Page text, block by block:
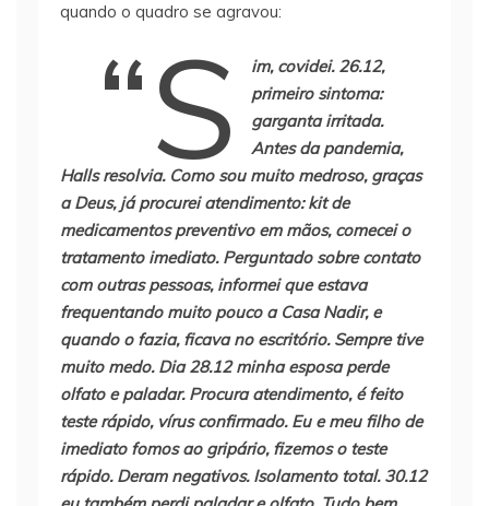
quando o quadro se agravou:
“S
im, covidei. 26.12,
primeiro sintoma:
garganta irritada.
Antes da pandemia,
Halls resolvia. Como sou muito medroso, graças
a Deus, já procurei atendimento: kit de
medicamentos preventivo em mãos, comecei o
tratamento imediato. Perguntado sobre contato
com outras pessoas, informei que estava
frequentando muito pouco a Casa Nadir, e
quando o fazia, ficava no escritório. Sempre tive
muito medo. Dia 28.12 minha esposa perde
olfato e paladar. Procura atendimento, é feito
teste rápido, vírus confirmado. Eu e meu filho de
imediato fomos ao gripário, fizemos o teste
rápido. Deram negativos. Isolamento total. 30.12